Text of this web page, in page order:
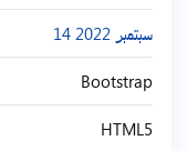
14 سبتمبر 2022
Bootstrap
HTML5